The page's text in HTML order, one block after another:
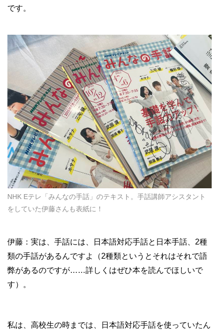
です。
NHK Eテレ「みんなの手話」のテキスト。手話講師アシスタント
をしていた伊藤さんも表紙に！
伊藤：実は、手話には、日本語対応手話と日本手話、2種
類の手話があるんですよ（2種類というとそれはそれで語
弊があるのですが……詳しくはぜひ本を読んでほしいで
す）。
私は、高校生の時までは、日本語対応手話を使っていたん